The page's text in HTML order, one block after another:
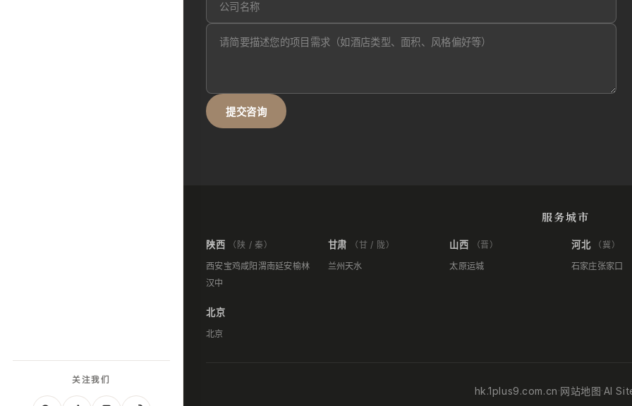
关注我们
提交咨询
服务城市
陕西
（陕 / 秦）
西安宝鸡咸阳 渭南延安榆林
汉中
甘肃
（甘 / 陇）
兰州 天水
山西
（晋）
太原运城
河北
（冀）
石家庄张家口
北京
北京
hk.1plus9.com.cn ·网站地图·AI